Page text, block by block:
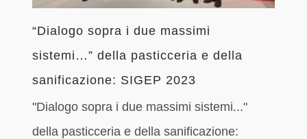
“Dialogo sopra i due massimi
sistemi…” della pasticceria e della
sanificazione: SIGEP 2023
"Dialogo sopra i due massimi sistemi..."
della pasticceria e della sanificazione: